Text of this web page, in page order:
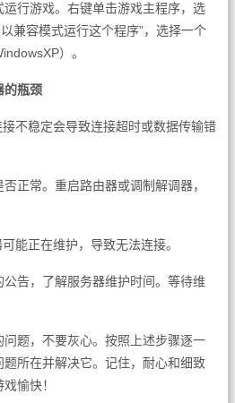
行游戏。右键单击游戏主程序，选
以兼容模式运行这个程序”，选择一个
）。
的瓶颈
不稳定会导致连接超时或数据传输错
正常。重启路由器或调制解调器，
能正在维护，导致无法连接。
告，了解服务器维护时间。等待维
题，不要灰心。按照上述步骤逐一
所在并解决它。记住，耐心和细致
愉快！